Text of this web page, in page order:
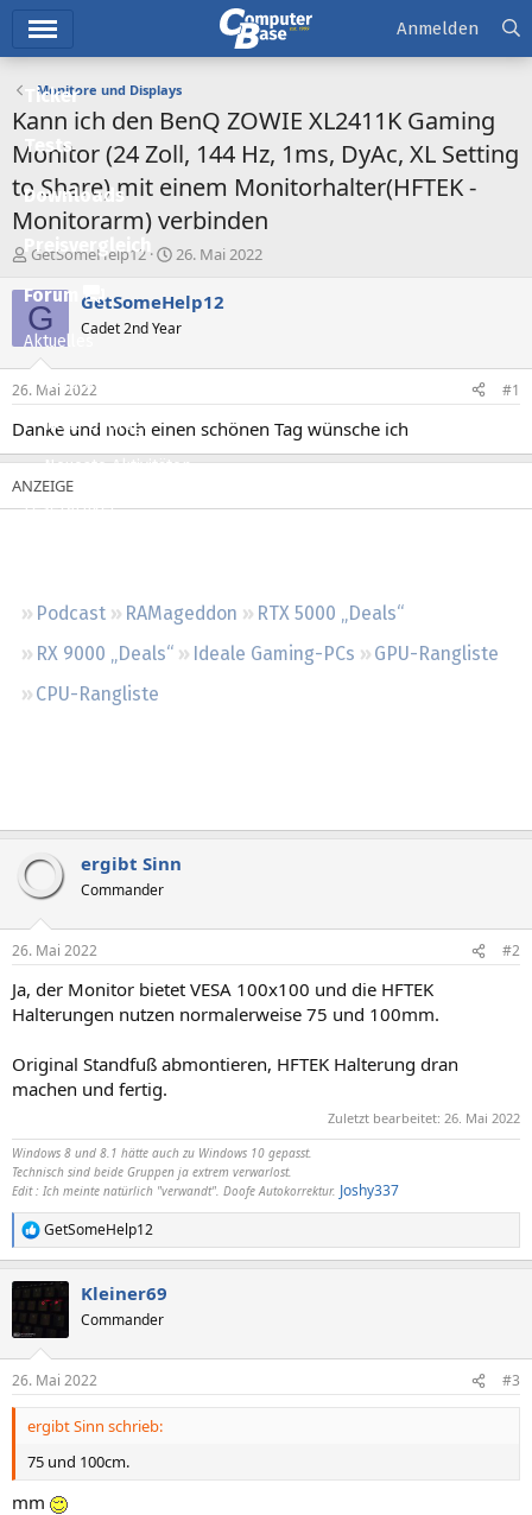
Ticker
Tests
Downloads
Preisvergleich
Forum
Aktuelles
Empfohlene Inhalte
Neue Beiträge
Neueste Aktivitäten
Leserartikel
Podcast RAMageddon
RTX 5000 „Deals“
RX 9000 „Deals“
Ideale Gaming-PCs
GPU-Rangliste
CPU-Rangliste
Anmelden
Monitore und Displays
Kann ich den BenQ ZOWIE XL2411K Gaming
Monitor (24 Zoll, 144 Hz, 1ms, DyAc, XL Setting
to Share) mit einem Monitorhalter(HFTEK -
Monitorarm) verbinden
E
s
t
e
e
r
GetSomeHelp12
E
s
e
t
a
26. Mai 2022
G GetSomeHelp12
Cadet 2nd Year
26. Mai 2022 #1
Danke und noch einen schönen Tag wünsche ich
ergibt Sinn
Commander
26. Mai 2022 #2
Ja, der Monitor bietet VESA 100x100 und die HFTEK
Halterungen nutzen normalerweise 75 und 100mm.
Original Standfuß abmontieren, HFTEK Halterung dran
machen und fertig.
Zuletzt bearbeitet: 26. Mai 2022
Windows 8 und 8.1 hätte auch zu Windows 10 gepasst.
Technisch sind beide Gruppen ja extrem verwarlost.
Edit : Ich meinte natürlich "verwandt". Doofe Autokorrektur. Joshy337
R
e
k
i
e
n
GetSomeHelp12
Kleiner69
Commander
26. Mai 2022 #3
ergibt Sinn schrieb:
75 und 100cm.
mm